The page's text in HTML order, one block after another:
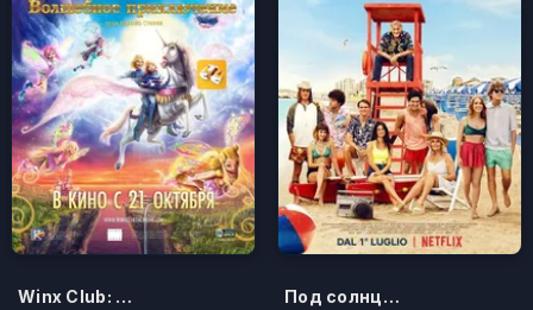
Winx Club: Волшебное приключение Под солнцем Риччоне